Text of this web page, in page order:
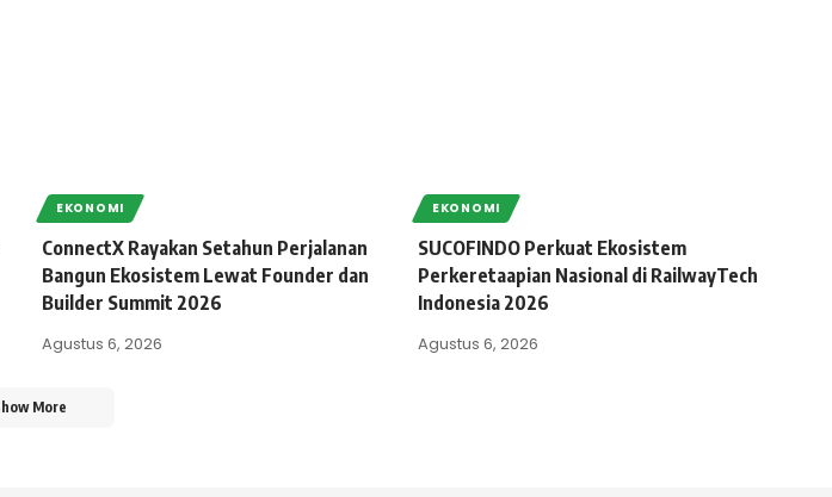
EKONOMI
ConnectX Rayakan Setahun Perjalanan
Bangun Ekosistem Lewat Founder dan
Builder Summit 2026
Agustus 6, 2026
EKONOMI
SUCOFINDO Perkuat Ekosistem
Perkeretaapian Nasional di RailwayTech
Indonesia 2026
Agustus 6, 2026
More